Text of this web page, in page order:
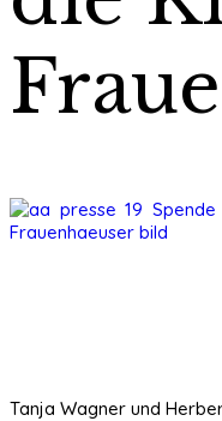
Tanja Wagner und